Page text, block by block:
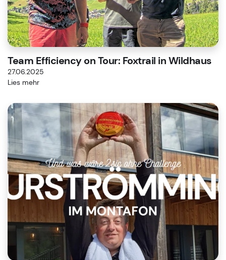
Team Efficiency on Tour: Foxtrail in Wildhaus
27.06.2025
Lies mehr